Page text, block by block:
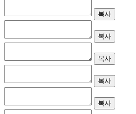
복사
복사
복사
복사
복사